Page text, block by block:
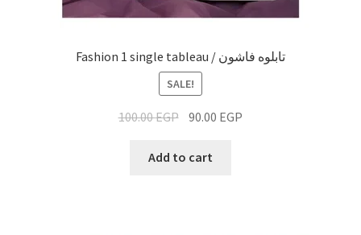
Fashion 1 single tableau / تابلوه فاشون
SALE!
100.00EGP 90.00 EGP
Add to cart